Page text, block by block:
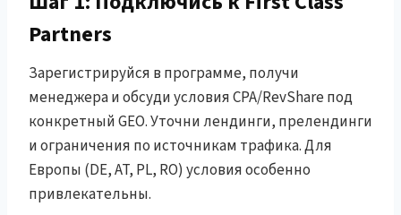
Partners
Зарегистрируйся в программе, получи
менеджера и обсуди условия CPA/RevShare под
конкретный GEO. Уточни лендинги, прелендинги
и ограничения по источникам трафика. Для
Европы (DE, AT, PL, RO) условия особенно
привлекательны.